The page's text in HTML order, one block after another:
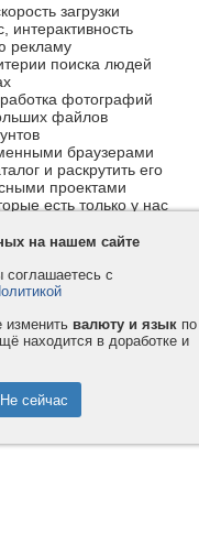
загрузки
рекламу
поиска людей
фотографий
файлов
браузерами
и раскрутить его
проектами
есть только у нас
и Cookie
права защищены.
на нашем сайте
соглашаетесь с
изменить валюту и язык по
находится в доработке и